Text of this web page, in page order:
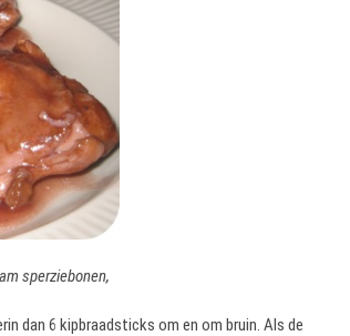
sperziebonen,
dan 6 kipbraadsticks om en om bruin. Als de